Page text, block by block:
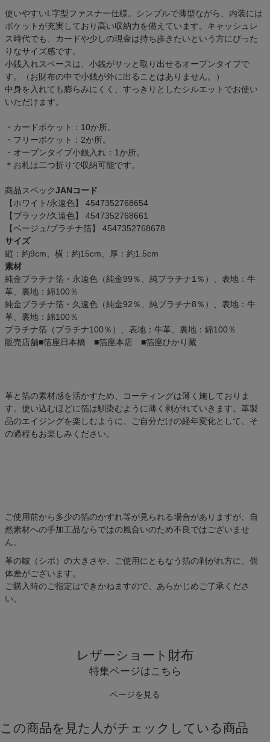
使いやすいL字型ファスナー仕様。シンプルで薄型ながら、内装には
ポケットが充実しており高い収納力を備えています。キャッシュレ
ス時代でも、カードや少しの現金は持ち歩きたいという方にぴった
りなサイズ感です。
小銭入れスペースは、小銭がサッと取り出せるオープンタイプで
す。（お財布の中で小銭が外に出ることはありません。）
中身を入れても膨らみにくく、すっきりとしたシルエットでお使い
いただけます。
・カードポケット：10か所。
・フリーポケット：2か所。
・オープンタイプ小銭入れ：1か所。
＊お札は二つ折りで収納可能です。
商品スペックJANコード
【ホワイト/永遠色】 4547352768654
【ブラック/久遠色】 4547352768661
【ベージュ/プラチナ箔】 4547352768678
サイズ
縦：約9cm、横：約15cm、厚：約1.5cm
素材
純金プラチナ箔・永遠色（純金99％、純プラチナ1％）、表地：牛
革、裏地：綿100％
純金プラチナ箔・久遠色（純金92％、純プラチナ8％）、表地：牛
革、裏地：綿100％
プラチナ箔（プラチナ100％）、表地：牛革、裏地：綿100％
販売店舗■箔座日本橋 ■箔座本店 ■箔座ひかり藏
革と箔の素材感を活かすため、コーティングは薄く施しておりま
す。使い込むほどに箔は馴染むように薄く剥がれていきます。革製
品のエイジングを楽しむように、ご自分だけの経年変化として、そ
の過程もお楽しみください。
ご使用前から多少の箔のかすれ等が見られる場合がありますが、自
然素材への手加工品ならではの風合いのため不良ではございませ
ん。
革の皺（シボ）の大きさや、ご使用にともなう箔の剥がれ方に、個
体差がございます。
ご購入時のご指定はできかねますので、あらかじめご了承くださ
い。
レザーショート財布
特集ページはこちら
ページを見る
この商品を見た人がチェックしている商品